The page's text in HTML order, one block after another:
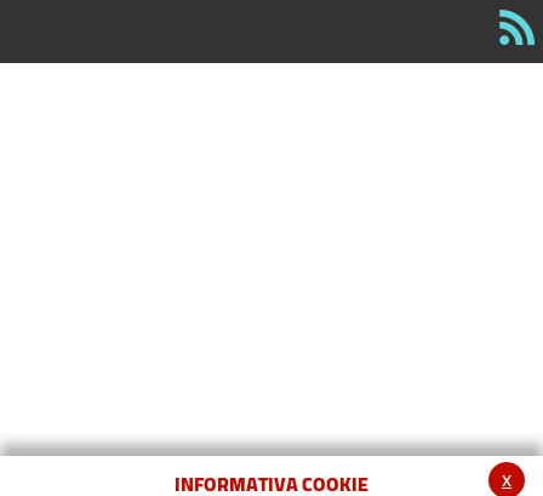
x
INFORMATIVA COOKIE